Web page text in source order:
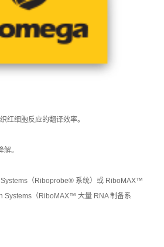
红细胞反应的翻译效率。
。
（Riboprobe® 系统）或 RiboMAX™
Systems（RiboMAX™ 大量 RNA 制备系